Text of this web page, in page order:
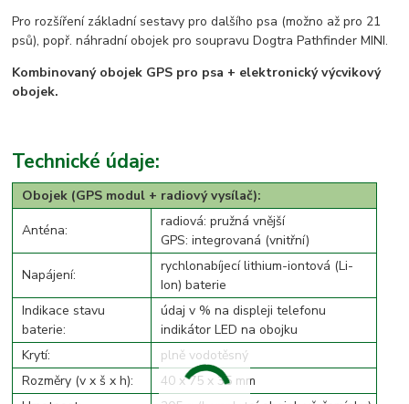
Pro rozšíření základní sestavy pro dalšího psa (možno až pro 21
psů), popř. náhradní obojek pro soupravu Dogtra Pathfinder MINI.
Kombinovaný obojek GPS pro psa + elektronický výcvikový
obojek.
Technické údaje:
Obojek (GPS modul + radiový vysílač):
Anténa:
radiová: pružná vnější
GPS: integrovaná (vnitřní)
Napájení:
rychlonabíjecí lithium-iontová (Li-
Ion) baterie
Indikace stavu
baterie:
údaj v % na displeji telefonu
indikátor LED na obojku
Krytí:
plně vodotěsný
Rozměry (v x š x h):
40 x 75 x 35 mm